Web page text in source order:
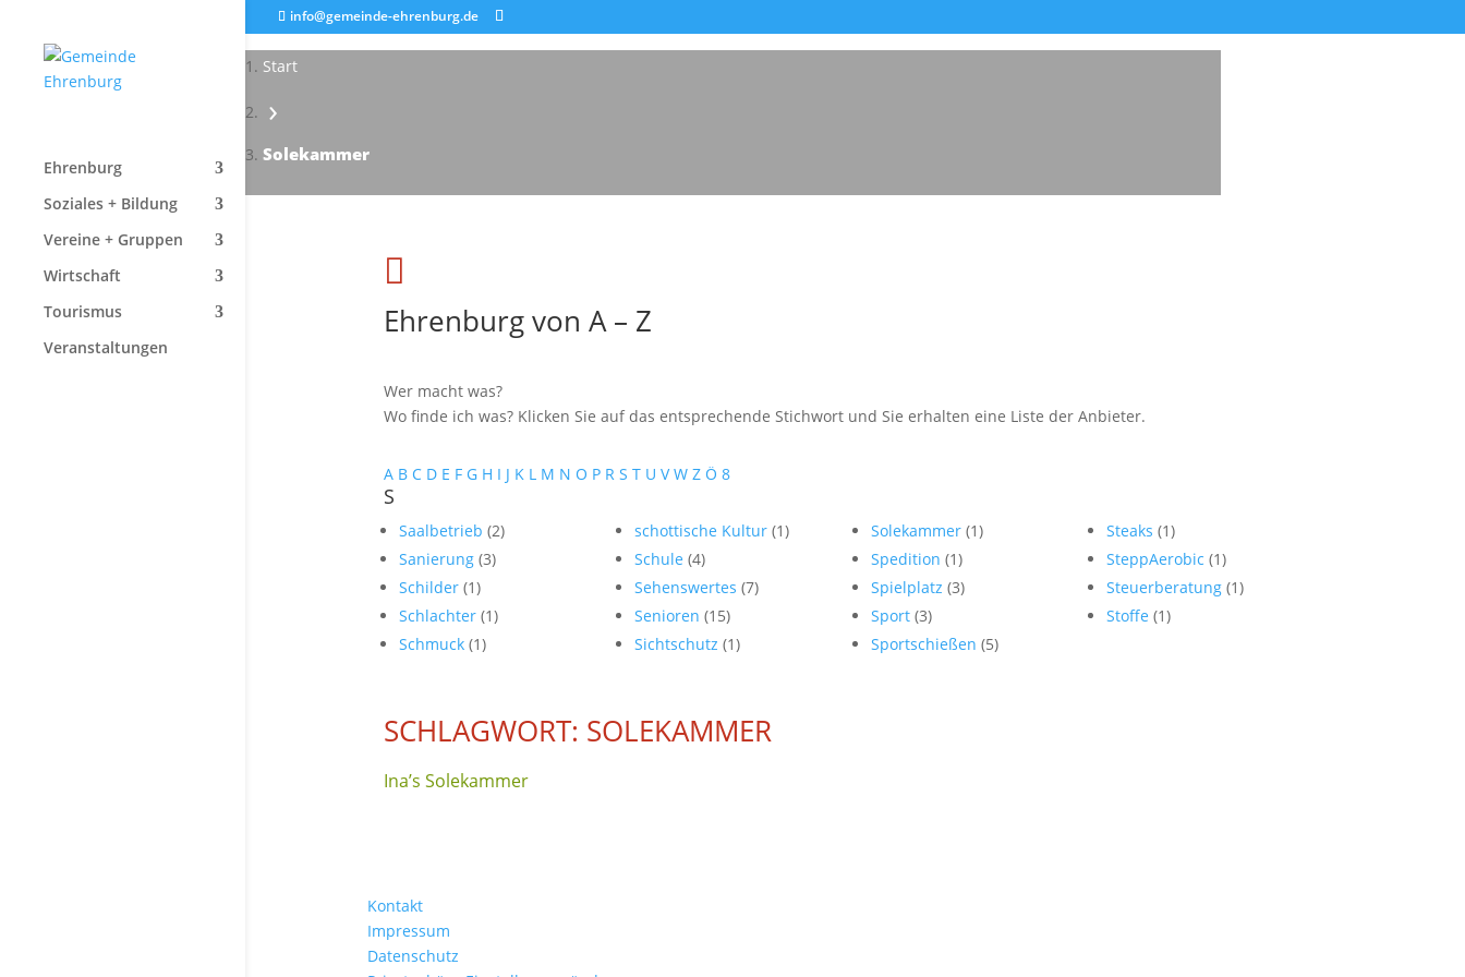
info@gemeinde-ehrenburg.de
Ehrenburg
Soziales + Bildung
Vereine + Gruppen
Wirtschaft
Tourismus
Veranstaltungen
Start
›
Solekammer

Ehrenburg von A – Z
Wer macht was?
Wo finde ich was? Klicken Sie auf das entsprechende Stichwort und Sie erhalten eine Liste der Anbieter.
A B C D E F G H I J K L M N O P R S T U V W Z Ö 8
S
Saalbetrieb (2)
Sanierung (3)
Schilder (1)
Schlachter (1)
Schmuck (1)
schottische Kultur(1)
Schule(4)
Sehenswertes(7)
Senioren(15)
Sichtschutz(1)
Solekammer (1)
Spedition (1)
Spielplatz (3)
Sport (3)
Sportschießen (5)
Steaks (1)
SteppAerobic (1)
Steuerberatung (1)
Stoffe (1)
SCHLAGWORT: SOLEKAMMER
Ina’s Solekammer
Kontakt
Impressum
Datenschutz